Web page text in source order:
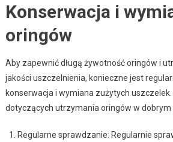
Konserwacja i
oringów
Aby zapewnić długą żywotność oringów i
jakości uszczelnienia, konieczne jest
konserwacja i wymiana zużytych
dotyczących utrzymania oringów w dobrym
Regularne sprawdzanie: Regularnie